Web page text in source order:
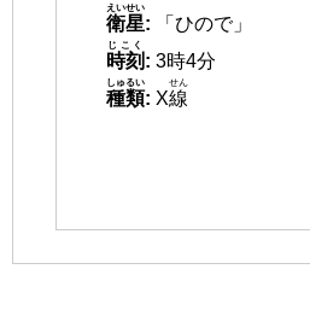
衛星
えいせい
:
「ひので」
時刻
じこく
: 3時4分
種類
しゅるい
: X線
せん